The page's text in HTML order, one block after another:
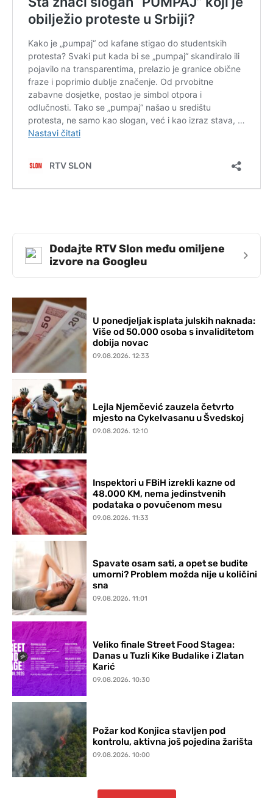
Dodajte RTV Slon među omiljene
izvore na Googleu
›
U ponedjeljak isplata julskih naknada:
Više od 50.000 osoba s invaliditetom
dobija novac
09.08.2026. 12:33
Lejla Njemčević zauzela četvrto
mjesto na Cykelvasanu u Švedskoj
09.08.2026. 12:10
Inspektori u FBiH izrekli kazne od
48.000 KM, nema jedinstvenih
podataka o povučenom mesu
09.08.2026. 11:33
Spavate osam sati, a opet se budite
umorni? Problem možda nije u količini
sna
09.08.2026. 11:01
Veliko finale Street Food Stagea:
Danas u Tuzli Kike Budalike i Zlatan
Karić
09.08.2026. 10:30
Požar kod Konjica stavljen pod
kontrolu, aktivna još pojedina žarišta
09.08.2026. 10:00